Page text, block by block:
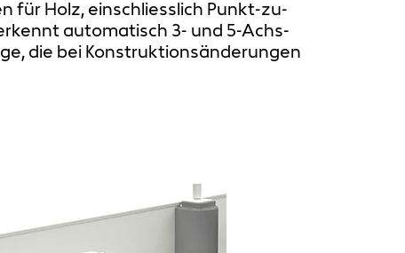
Holz, einschliesslich Punkt-zu-
automatisch 3- und 5-Achs-
die bei Konstruktionsänderungen